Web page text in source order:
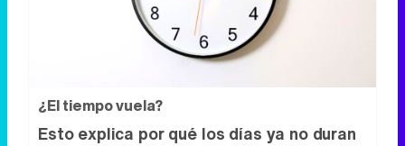
¿El tiempo vuela?
Esto explica por qué los días ya no duran